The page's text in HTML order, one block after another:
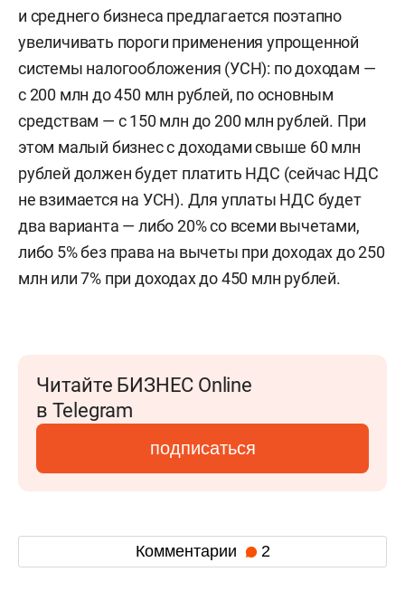
и среднего бизнеса предлагается поэтапно
увеличивать пороги применения упрощенной
системы налогообложения (УСН): по доходам —
с 200 млн до 450 млн рублей, по основным
средствам — с 150 млн до 200 млн рублей. При
этом малый бизнес с доходами свыше 60 млн
рублей должен будет платить НДС (сейчас НДС
не взимается на УСН). Для уплаты НДС будет
два варианта — либо 20% со всеми вычетами,
либо 5% без права на вычеты при доходах до 250
млн или 7% при доходах до 450 млн рублей.
Читайте БИЗНЕС Online
в Telegram
подписаться
Комментарии 2